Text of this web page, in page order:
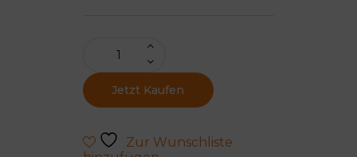
Jetzt Kaufen
Zur Wunschliste